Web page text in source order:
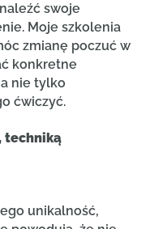
swoje
Moje szkolenia
zmianę poczuć w
konkretne
nie tylko
ćwiczyć.
techniką
unikalność,